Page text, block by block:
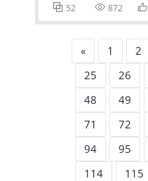
 52  872 
« 1 2
25
26
48
49
71
72
94
95
114
115